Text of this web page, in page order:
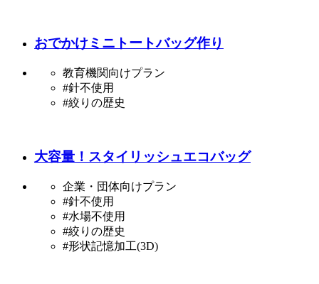
おでかけミニトートバッグ作り
教育機関向けプラン
#針不使用
#絞りの歴史
大容量！スタイリッシュエコバッグ
企業・団体向けプラン
#針不使用
#水場不使用
#絞りの歴史
#形状記憶加工(3D)